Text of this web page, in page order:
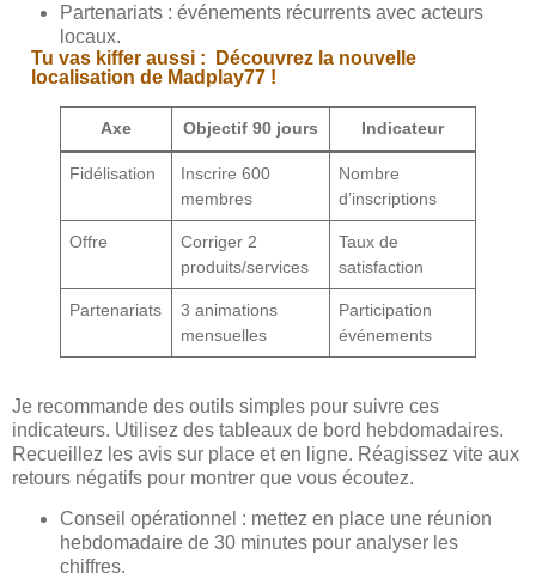
Partenariats : événements récurrents avec acteurs
locaux.
Tu vas kiffer aussi :
Découvrez la nouvelle
localisation de Madplay77 !
Axe Objectif 90 jours Indicateur
Fidélisation
Inscrire 600
membres
Nombre
d’inscriptions
Offre
Corriger 2
produits/services
Taux de
satisfaction
Partenariats
3 animations
mensuelles
Participation
événements
Je recommande des outils simples pour suivre ces
indicateurs. Utilisez des tableaux de bord hebdomadaires.
Recueillez les avis sur place et en ligne. Réagissez vite aux
retours négatifs pour montrer que vous écoutez.
Conseil opérationnel : mettez en place une réunion
hebdomadaire de 30 minutes pour analyser les
chiffres.